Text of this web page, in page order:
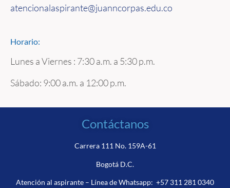
atencionalaspirante@juanncorpas.edu.co
Horario:
Lunes a Viernes : 7:30 a.m. a 5:30 p.m.
Sábado: 9:00 a.m. a 12:00 p.m.
Contáctanos
Carrera 111 No. 159A-61
Bogotá D.C.
Atención al aspirante – Línea de Whatsapp: +57 311 281 0340